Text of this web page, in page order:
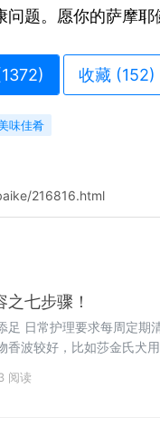
题。愿你的萨摩耶
1372) 收藏 (152)
味佳肴
216816.html
七步骤！
足 日常护理要求每周定期
香波较好，比如莎金氏犬
阅读